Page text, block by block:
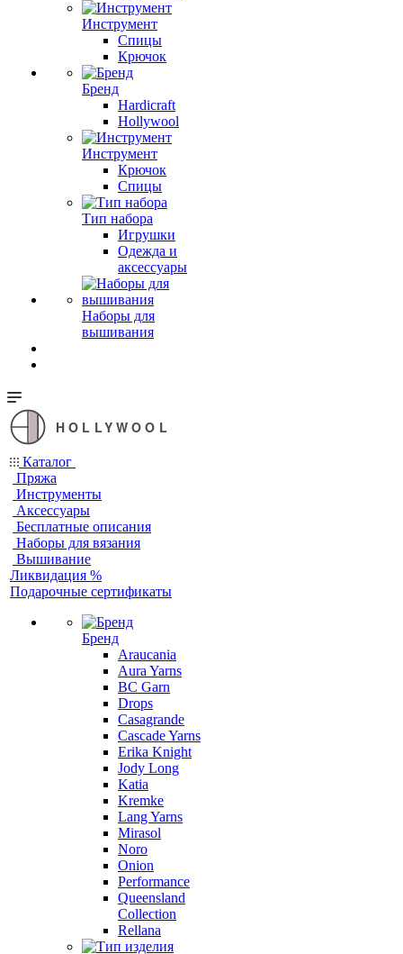
Инструмент
Спицы
Крючок
Бренд
Hardicraft
Hollywool
Инструмент
Крючок
Спицы
Тип набора
Игрушки
Одежда и
аксессуары
Наборы для
вышивания
HOLLYWOOL
Каталог
Пряжа
Инструменты
Аксессуары
Бесплатные описания
Наборы для вязания
Вышивание
Ликвидация %
Подарочные сертификаты
Бренд
Araucania
Aura Yarns
BC Garn
Drops
Casagrande
Cascade Yarns
Erika Knight
Jody Long
Katia
Kremke
Lang Yarns
Mirasol
Noro
Onion
Performance
Queensland
Collection
Rellana